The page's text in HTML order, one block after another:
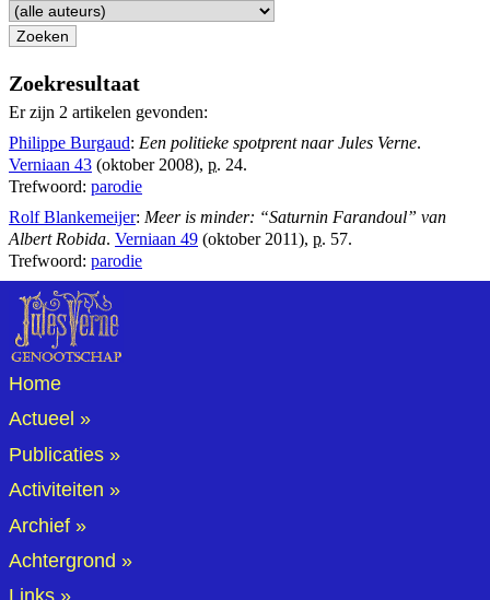
Zoekresultaat
Er zijn 2 artikelen gevonden:
Philippe Burgaud: Een politieke spotprent naar Jules Verne.
Verniaan 43 (oktober 2008), p. 24.
Trefwoord: parodie
Rolf Blankemeijer: Meer is minder: “Saturnin Farandoul” van
Albert Robida. Verniaan 49 (oktober 2011), p. 57.
Trefwoord: parodie
Home
Actueel
Publicaties
Activiteiten
Archief
Achtergrond